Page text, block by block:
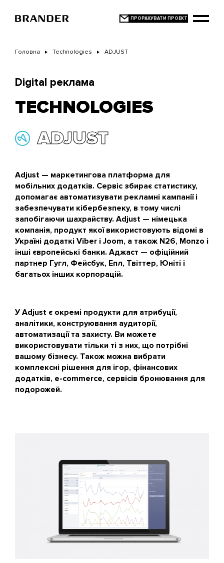
основного
Головна Technologies ADJUST
Digital реклама
TECHNOLOGIES
ADJUST
Adjust — маркетингова платформа для
мобільних додатків. Сервіс збирає статистику,
допомагає автоматизувати рекламні кампанії і
забезпечувати кібербезпеку, в тому числі
запобігаючи шахрайству. Adjust — німецька
компанія, продукт якої використовують відомі в
Україні додаткі Viber і Joom, а також N26, Monzo і
інші європейські банки. Аджаст — офіційний
партнер Гугл, Фейсбук, Епл, Твіттер, Юніті і
багатьох інших корпорацій.
У Adjust є окремі продукти для атрибуції,
аналітики, конструювання аудиторії,
автоматизації та захисту. Ви можете
використовувати тільки ті з них, що потрібні
вашому бізнесу. Також можна вибрати
комплексні рішення для ігор, фінансових
додатків, e-commerce, сервісів бронювання для
подорожей.